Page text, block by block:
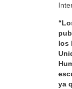
los
ya